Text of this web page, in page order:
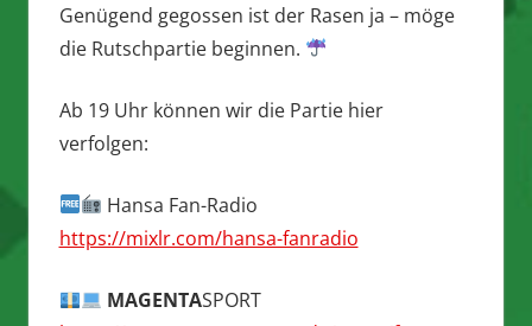
Genügend gegossen ist der Rasen ja – möge
die Rutschpartie beginnen.
Ab 19 Uhr können wir die Partie hier
verfolgen:
Hansa Fan-Radio
https://mixlr.com/hansa-fanradio
MAGENTASPORT